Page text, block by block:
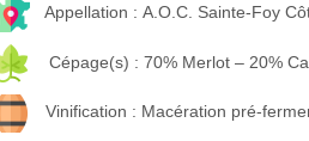
Appellation : A.O.C. Sainte-Foy
Cépage(s) : 70% Merlot – 20%
Vinification : Macération pré-